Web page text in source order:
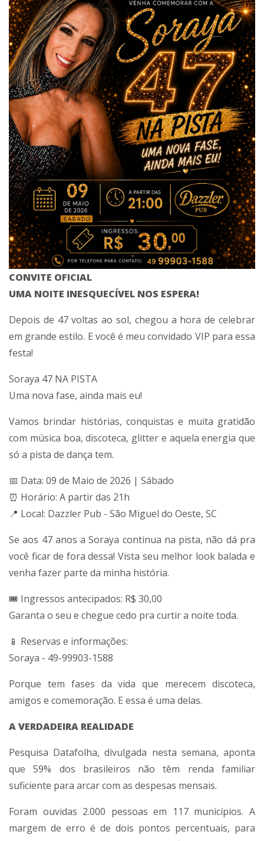
CONVITE OFICIAL
UMA NOITE INESQUECÍVEL NOS ESPERA!
Depois de 47 voltas ao sol, chegou a hora de celebrar
em grande estilo. E você é meu convidado VIP para essa
festa!
Soraya 47 NA PISTA
Uma nova fase, ainda mais eu!
Vamos brindar histórias, conquistas e muita gratidão
com música boa, discoteca, glitter e aquela energia que
só a pista de dança tem.
📅 Data: 09 de Maio de 2026 | Sábado
⏰ Horário: A partir das 21h
📍 Local: Dazzler Pub - São Miguel do Oeste, SC
Se aos 47 anos a Soraya continua na pista, não dá pra
você ficar de fora dessa! Vista seu melhor look balada e
venha fazer parte da minha história.
🎟️ Ingressos antecipados: R$ 30,00
Garanta o seu e chegue cedo pra curtir a noite toda.
📱 Reservas e informações:
Soraya - 49-99903-1588
Porque tem fases da vida que merecem discoteca,
amigos e comemoração. E essa é uma delas.
A VERDADEIRA REALIDADE
Pesquisa Datafolha, divulgada nesta semana, aponta
que 59% dos brasileiros não têm renda familiar
suficiente para arcar com as despesas mensais.
Foram ouvidas 2.000 pessoas em 117 municípios. A
margem de erro é de dois pontos percentuais, para